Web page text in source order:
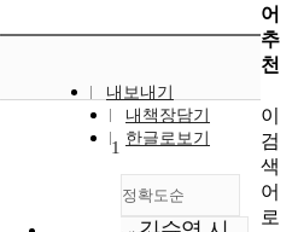
내보내기
내책장담기
한글로보기
정확도순
1
어
추
천
이
검
색
어
로